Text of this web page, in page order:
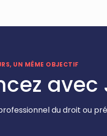
UN MÊME OBJECTIF
avec
du droit ou